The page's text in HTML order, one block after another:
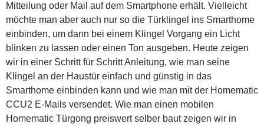
Mitteilung oder Mail auf dem Smartphone erhält. Vielleicht
möchte man aber auch nur so die Türklingel ins Smarthome
einbinden, um dann bei einem Klingel Vorgang ein Licht
blinken zu lassen oder einen Ton ausgeben. Heute zeigen
wir in einer Schritt für Schritt Anleitung, wie man seine
Klingel an der Haustür einfach und günstig in das
Smarthome einbinden kann und wie man mit der Homematic
CCU2 E-Mails versendet. Wie man einen mobilen
Homematic Türgong preiswert selber baut zeigen wir in